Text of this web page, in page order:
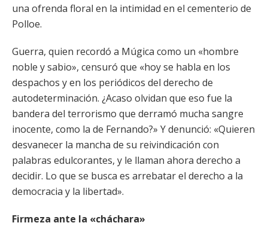
una ofrenda floral en la intimidad en el cementerio de
Polloe.
Guerra, quien recordó a Múgica como un «hombre
noble y sabio», censuró que «hoy se habla en los
despachos y en los periódicos del derecho de
autodeterminación. ¿Acaso olvidan que eso fue la
bandera del terrorismo que derramó mucha sangre
inocente, como la de Fernando?» Y denunció: «Quieren
desvanecer la mancha de su reivindicación con
palabras edulcorantes, y le llaman ahora derecho a
decidir. Lo que se busca es arrebatar el derecho a la
democracia y la libertad».
Firmeza ante la «cháchara»